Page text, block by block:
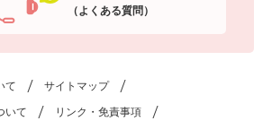
（よくある質問）
て サイトマップ
いて リンク・免責事項